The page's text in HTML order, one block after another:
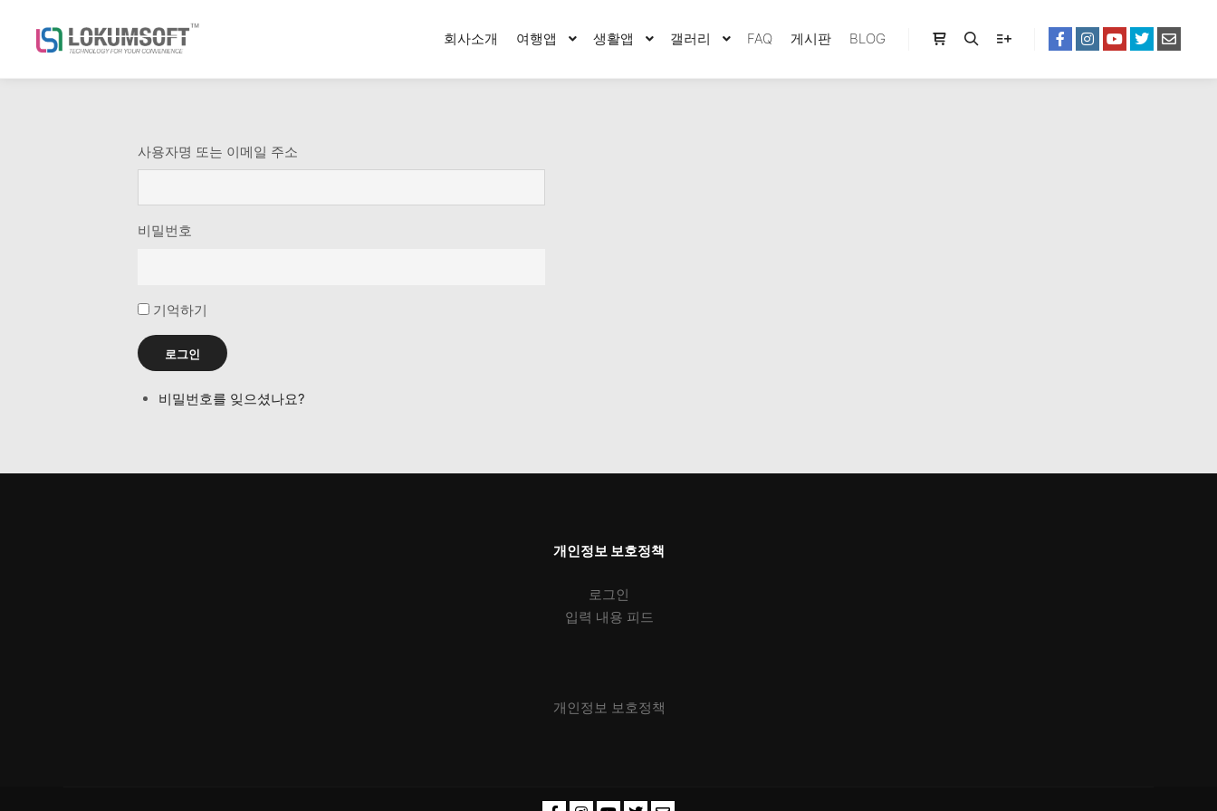
회사소개 여행앱 생활앱 갤러리 FAQ 게시판 BLOG
사용자명 또는 이메일 주소
비밀번호
기억하기
로그인
비밀번호를 잊으셨나요?
개인정보 보호정책
로그인
입력 내용 피드
개인정보 보호정책